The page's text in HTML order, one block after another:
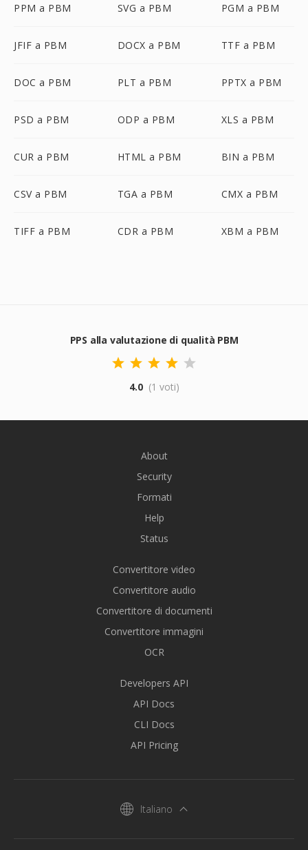
PPM a PBM SVG a PBM PGM a PBM
JFIF a PBM DOCX a PBM TTF a PBM
DOC a PBM PLT a PBM PPTX a PBM
PSD a PBM ODP a PBM XLS a PBM
CUR a PBM HTML a PBM BIN a PBM
CSV a PBM TGA a PBM CMX a PBM
TIFF a PBM CDR a PBM XBM a PBM
PPS alla valutazione di qualità PBM
4.0 (1 voti)
About
Security
Formati
Help
Status
Convertitore video
Convertitore audio
Convertitore di documenti
Convertitore immagini
OCR
Developers API
API Docs
CLI Docs
API Pricing
Italiano